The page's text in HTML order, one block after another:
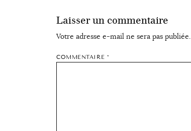
Laisser un commentaire
Votre adresse e-mail ne sera pas publiée.
COMMENTAIRE *